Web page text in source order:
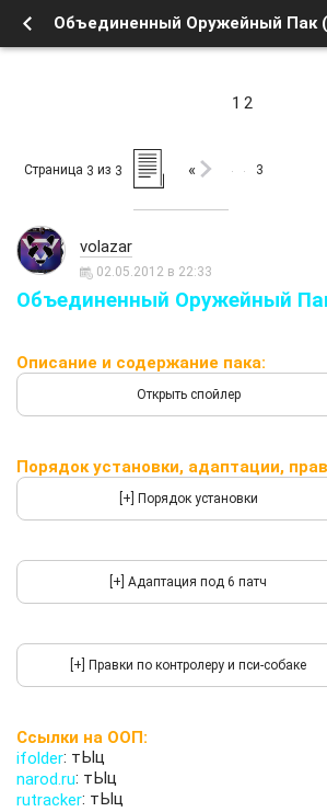
Страница 3 из 3 «
1 2
3
volazar
02.05.2012 в 22:33
Объединенный Оружейный
Описание и содержание пака:
Порядок установки, адаптации,
Ссылки на ООП:
ifolder: тЫц
narod.ru: тЫц
rutracker: тЫц